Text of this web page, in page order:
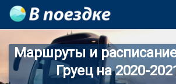
Маршруты и
Груец на 2020-